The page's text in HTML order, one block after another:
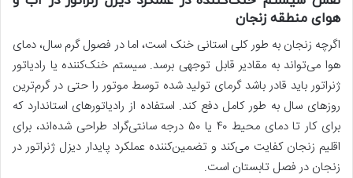
هوای منطقه زنجان
اگرچه زنجان به طور کلی استانی خنک است، اما در فصول گرم سال، دمای
هوا می‌تواند به مقادیر قابل توجهی برسد. سیستم خنک‌کننده یا رادیاتور
ژنراتور باید قادر باشد گرمای تولید شده توسط موتور را حتی در گرم‌ترین
روزهای سال به طور کامل دفع کند. استفاده از رادیاتورهای استاندارد که
برای کار تا دمای محیط ۴۰ یا ۵۰ درجه سانتی‌گراد طراحی شده‌اند، برای
اقلیم زنجان کفایت می‌کند و تضمین‌کننده عملکرد پایدار دیزل ژنراتور در
زنجان در فصل تابستان است.